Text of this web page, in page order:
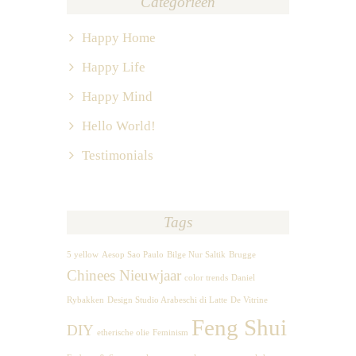
Happy Home
Happy Life
Happy Mind
Hello World!
Testimonials
Tags
5 yellow Aesop Sao Paulo Bilge Nur Saltik Brugge
Chinees Nieuwjaar color trends Daniel
Rybakken Design Studio Arabeschi di Latte De Vitrine
DIY etherische olie Feminism Feng Shui